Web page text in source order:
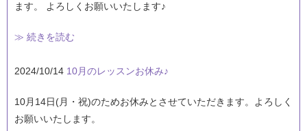
ます。 よろしくお願いいたします♪
≫ 続きを読む
2024/10/14 10月のレッスンお休み♪
10月14日(月・祝)のためお休みとさせていただきます。よろしく
お願いいたします。